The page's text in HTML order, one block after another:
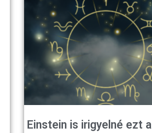
Einstein is irigyelné ezt a